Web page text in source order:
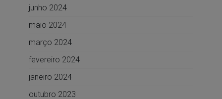
junho 2024
maio 2024
março 2024
fevereiro 2024
janeiro 2024
outubro 2023